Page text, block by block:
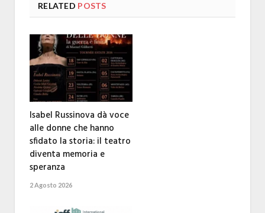
RELATED POSTS
Isabel Russinova dà voce
alle donne che hanno
sfidato la storia: il teatro
diventa memoria e
speranza
2 Agosto 2026